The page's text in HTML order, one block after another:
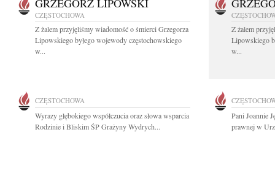
GRZEGORZ LIPOWSKI
CZĘSTOCHOWA
Z żalem przyjęliśmy wiadomość o śmierci Grzegorza
Lipowskiego byłego wojewody częstochowskiego
w...
Z żalem
Lipowskiego
w...
CZĘSTOCHOWA
Wyrazy głębokiego współczucia oraz słowa wsparcia
Rodzinie i Bliskim ŚP Grażyny Wydrych...
Pani Joannie
prawnej w